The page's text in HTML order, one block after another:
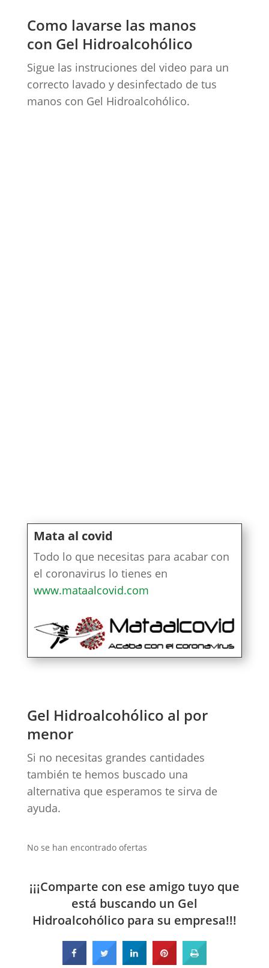
Como lavarse las manos
con Gel Hidroalcohólico
Sigue las instruciones del video para un
correcto lavado y desinfectado de tus
manos con Gel Hidroalcohólico.
Mata al covid
Todo lo que necesitas para acabar con
el coronavirus lo tienes en
www.mataalcovid.com
Gel Hidroalcohólico al por
menor
Si no necesitas grandes cantidades
también te hemos buscado una
alternativa que esperamos te sirva de
ayuda.
No se han encontrado ofertas
¡¡¡Comparte con ese amigo tuyo que
está buscando un Gel
Hidroalcohólico para su empresa!!!